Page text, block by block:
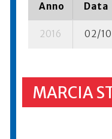
Anno Data
2016 02/10
MARCIA